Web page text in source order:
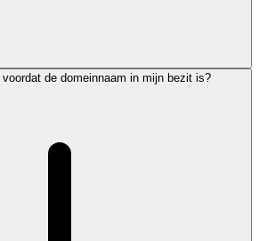
voordat de domeinnaam in mijn bezit is?